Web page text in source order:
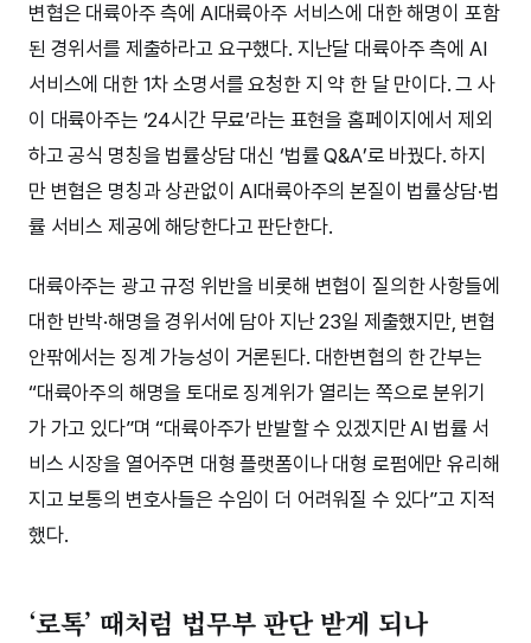
변협은 대륙아주 측에 AI대륙아주 서비스에 대한 해명이 포함
된 경위서를 제출하라고 요구했다. 지난달 대륙아주 측에 AI
서비스에 대한 1차 소명서를 요청한 지 약 한 달 만이다. 그 사
이 대륙아주는 ‘24시간 무료’라는 표현을 홈페이지에서 제외
하고 공식 명칭을 법률상담 대신 ‘법률 Q&A’로 바꿨다. 하지
만 변협은 명칭과 상관없이 AI대륙아주의 본질이 법률상담·법
률 서비스 제공에 해당한다고 판단한다.
대륙아주는 광고 규정 위반을 비롯해 변협이 질의한 사항들에
대한 반박·해명을 경위서에 담아 지난 23일 제출했지만, 변협
안팎에서는 징계 가능성이 거론된다. 대한변협의 한 간부는
“대륙아주의 해명을 토대로 징계위가 열리는 쪽으로 분위기
가 가고 있다”며 “대륙아주가 반발할 수 있겠지만 AI 법률 서
비스 시장을 열어주면 대형 플랫폼이나 대형 로펌에만 유리해
지고 보통의 변호사들은 수임이 더 어려워질 수 있다”고 지적
했다.
‘로톡’ 때처럼 법무부 판단 받게 되나